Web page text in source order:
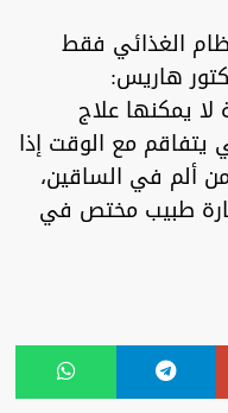
الغذائي فقط
هاريس:
لا يمكنها علاج
يتفاقم مع الوقت إذا
ألم في الساقين،
طبيب مختص في